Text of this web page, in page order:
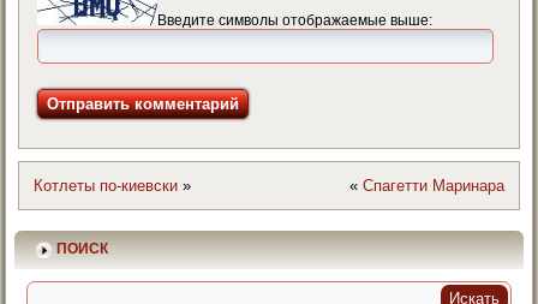
Введите символы отображаемые выше:
Котлеты по-киевски » « Спагетти Маринара
ПОИСК